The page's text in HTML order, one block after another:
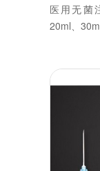
医用无菌
20ml、